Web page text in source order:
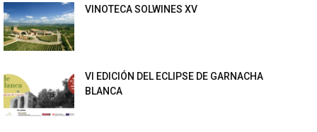
VINOTECA SOLWINES XV
VI EDICIÓN DEL ECLIPSE DE GARNACHA
BLANCA